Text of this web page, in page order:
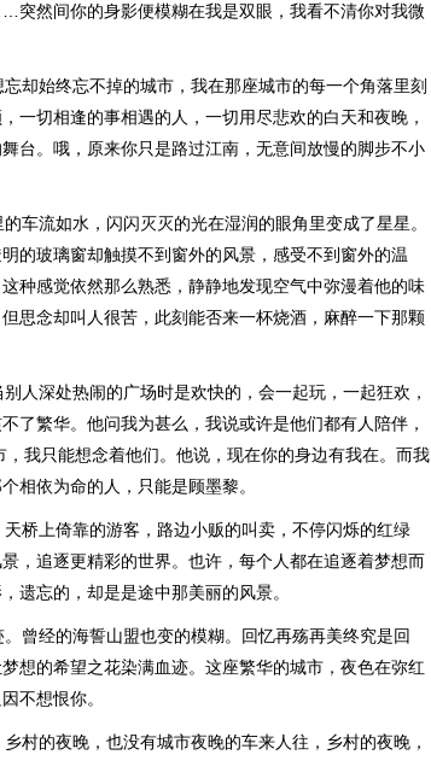
然间你的身影便模糊在我是双眼，我看不清你对我微
却始终忘不掉的城市，我在那座城市的每一个角落里刻
一切相逢的事相遇的人，一切用尽悲欢的白天和夜晚，
台。哦，原来你只是路过江南，无意间放慢的脚步不小
车流如水，闪闪灭灭的光在湿润的眼角里变成了星星。
的玻璃窗却触摸不到窗外的风景，感受不到窗外的温
种感觉依然那么熟悉，静静地发现空气中弥漫着他的味
思念却叫人很苦，此刻能否来一杯烧酒，麻醉一下那颗
人深处热闹的广场时是欢快的，会一起玩，一起狂欢，
了繁华。他问我为甚么，我说或许是他们都有人陪伴，
我只能想念着他们。他说，现在你的身边有我在。而我
相依为命的人，只能是顾墨黎。
桥上倚靠的游客，路边小贩的叫卖，不停闪烁的红绿
，追逐更精彩的世界。也许，每个人都在追逐着梦想而
遗忘的，却是是途中那美丽的风景。
曾经的海誓山盟也变的模糊。回忆再殇再美终究是回
想的希望之花染满血迹。这座繁华的城市，夜色在弥红
不想恨你。
村的夜晚，也没有城市夜晚的车来人往，乡村的夜晚，